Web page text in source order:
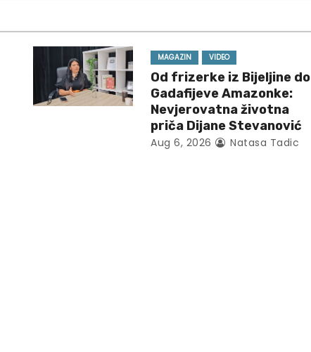
MAGAZIN VIDEO
Od frizerke iz Bijeljine do
Gadafijeve Amazonke:
Nevjerovatna životna
priča Dijane Stevanović
Aug 6, 2026 Natasa Tadic